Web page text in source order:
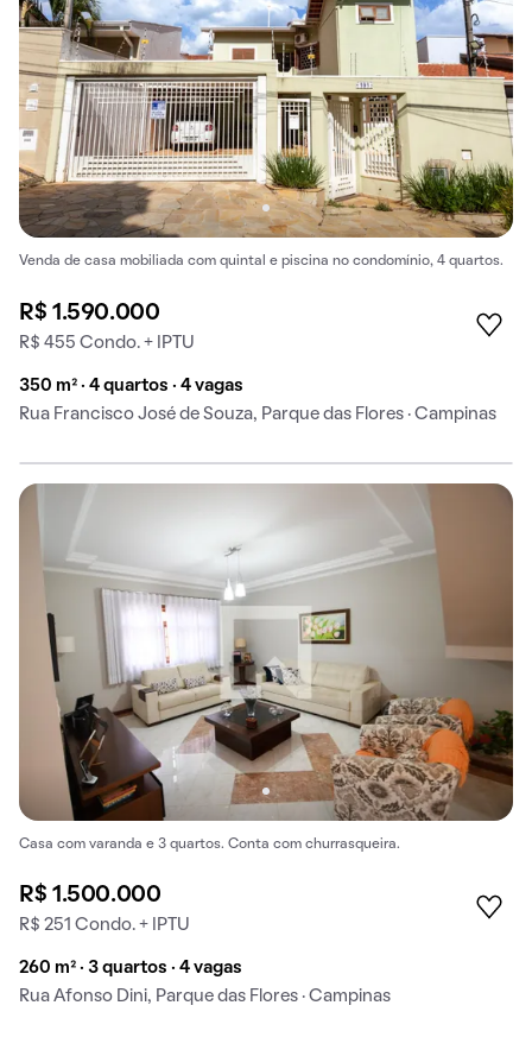
Venda de casa mobiliada com quintal e piscina no condomínio, 4 quartos.
R$ 1.590.000
R$ 455 Condo. + IPTU
350 m² · 4 quartos · 4 vagas
Rua Francisco José de Souza, Parque das Flores · Campinas
Casa com varanda e 3 quartos. Conta com churrasqueira.
R$ 1.500.000
R$ 251 Condo. + IPTU
260 m² · 3 quartos · 4 vagas
Rua Afonso Dini, Parque das Flores · Campinas